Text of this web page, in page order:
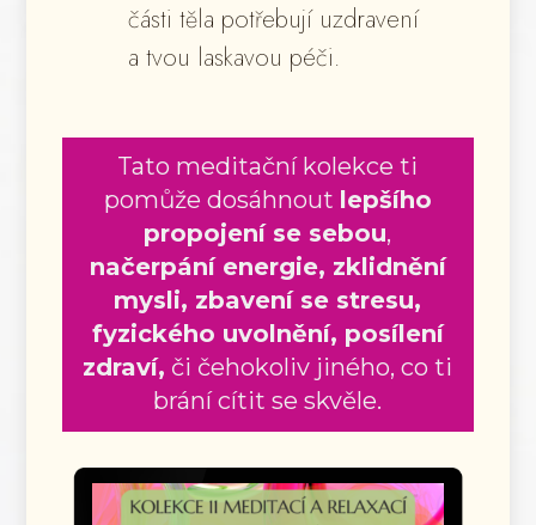
části těla potřebují uzdravení
a tvou laskavou péči.
Tato meditační kolekce ti
pomůže dosáhnout lepšího
propojení se sebou,
načerpání energie, zklidnění
mysli, zbavení se stresu,
fyzického uvolnění, posílení
zdraví, či čehokoliv jiného, co ti
brání cítit se skvěle.